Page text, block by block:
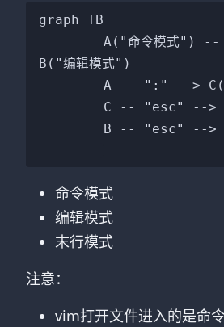
graph TB
B("编辑模式")
命令模式
编辑模式
末行模式
注意：
vim打开文件进入的是命令